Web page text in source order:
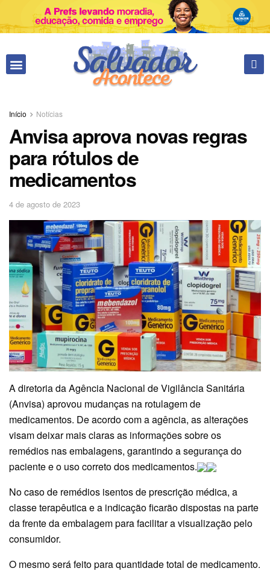
Início Notícias
Anvisa aprova novas regras
para rótulos de
medicamentos
4 de agosto de 2023
A diretoria da Agência Nacional de Vigilância Sanitária
(Anvisa) aprovou mudanças na rotulagem de
medicamentos. De acordo com a agência, as alterações
visam deixar mais claras as informações sobre os
remédios nas embalagens, garantindo a segurança do
paciente e o uso correto dos medicamentos.
No caso de remédios isentos de prescrição médica, a
classe terapêutica e a indicação ficarão dispostas na parte
da frente da embalagem para facilitar a visualização pelo
consumidor.
O mesmo será feito para quantidade total de medicamento.